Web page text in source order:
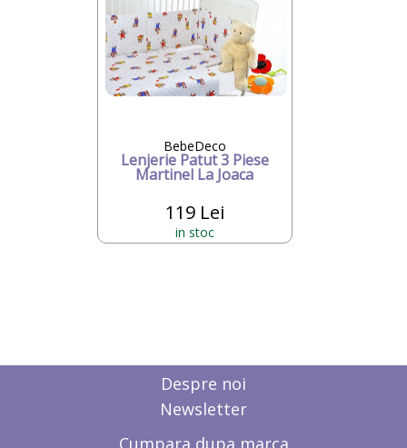
BebeDeco
Lenjerie Patut 3 Piese
Martinel La Joaca
119 Lei
in stoc
Despre noi
Newsletter
Cumpara dupa marca